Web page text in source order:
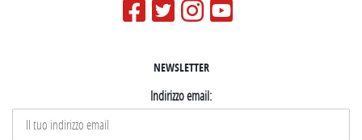
NEWSLETTER
Indirizzo email: